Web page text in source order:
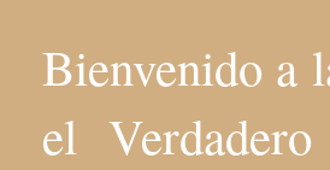
Bienvenido a
el